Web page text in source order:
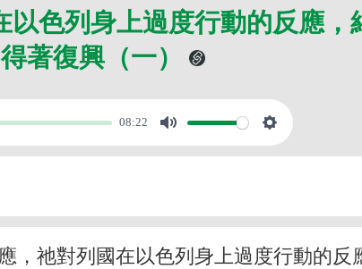
色列身上過度行動的反應，
著復興（一）
08:22
，祂對列國在以色列身上過度行動的反